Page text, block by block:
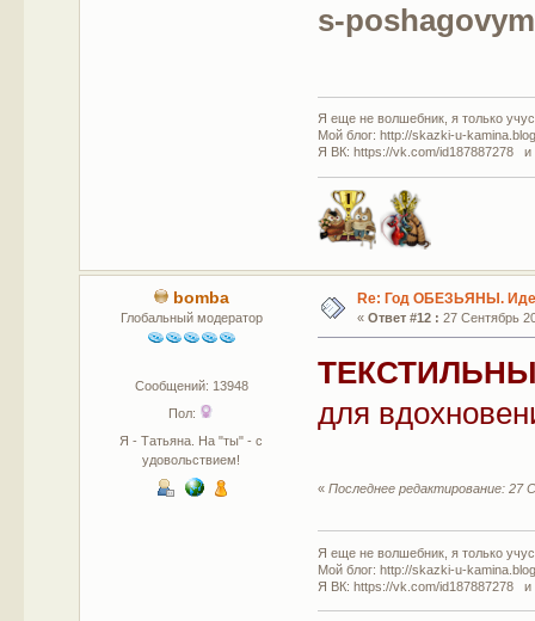
s-
Я еще не волшебник, я только
Мой блог: http://skazki-u-
Я ВК: https://vk.com/id187887278 и
bomba
Глобальный модератор
Сообщений: 13948
Пол:
Я - Татьяна. На "ты" - с
удовольствием!
Re: Год ОБЕЗЬЯНЫ.
« Ответ #12 : 27 Сентябрь
для
«Последнее редактирование: 27
Я еще не волшебник, я только
Мой блог: http://skazki-u-
Я ВК: https://vk.com/id187887278 и